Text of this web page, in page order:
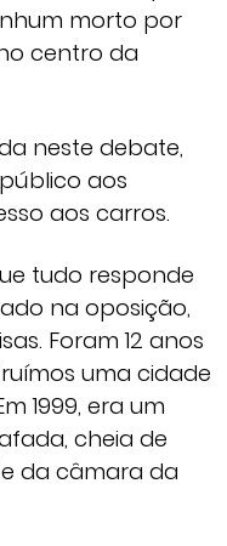
morto por
centro da
neste debate,
aos
aos carros.
tudo responde
na oposição,
Foram 12 anos
uma cidade
1999, era um
cheia de
da câmara da